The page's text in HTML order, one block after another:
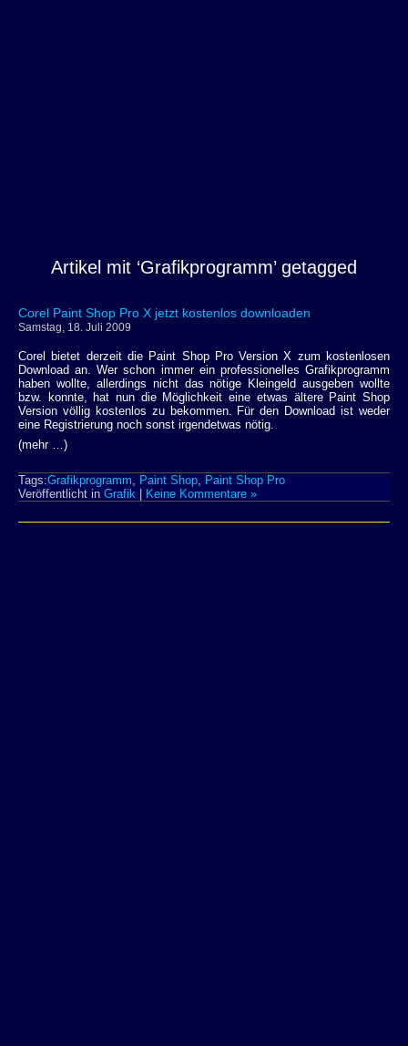
Artikel mit ‘Grafikprogramm’ getagged
Corel Paint Shop Pro X jetzt kostenlos downloaden
Samstag, 18. Juli 2009
Corel bietet derzeit die Paint Shop Pro Version X zum kostenlosen
Download an. Wer schon immer ein professionelles Grafikprogramm
haben wollte, allerdings nicht das nötige Kleingeld ausgeben wollte
bzw. konnte, hat nun die Möglichkeit eine etwas ältere Paint Shop
Version völlig kostenlos zu bekommen. Für den Download ist weder
eine Registrierung noch sonst irgendetwas nötig.
(mehr …)
Tags:Grafikprogramm Paint Shop Paint Shop Pro
Veröffentlicht in Grafik | Keine Kommentare »